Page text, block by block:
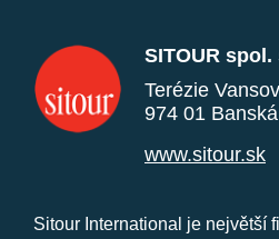
SITOUR spol.
Terézie
974 01
www.sitour.sk
Sitour International je největší